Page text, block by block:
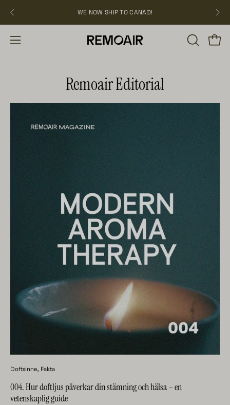
över
WE NOW SHIP TO CANAD!
Öppna
ÖPPNA
Remoair Editorial
Doftsinne Fakta
004. Hur doftljus påverkar din stämning och hälsa – en
vetenskaplig guide